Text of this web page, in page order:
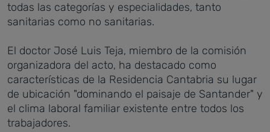
todas las categorías y especialidades, tanto
sanitarias como no sanitarias.
El doctor José Luis Teja, miembro de la comisión
organizadora del acto, ha destacado como
características de la Residencia Cantabria su lugar
de ubicación "dominando el paisaje de Santander" y
el clima laboral familiar existente entre todos los
trabajadores.